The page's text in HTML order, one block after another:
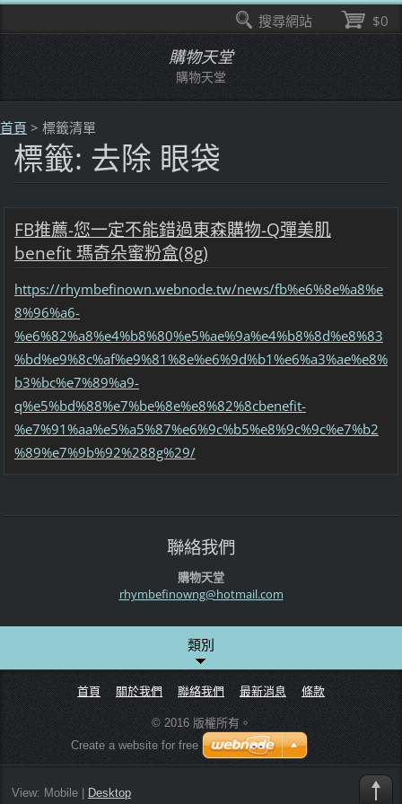
購物天堂
購物天堂
首頁 > 標籤清單
標籤: 去除 眼袋
FB推薦-您一定不能錯過東森購物-Q彈美肌
benefit 瑪奇朵蜜粉盒(8g)
https://rhymbefinown.webnode.tw/news/fb%e6%8e%a8%e
8%96%a6-
%e6%82%a8%e4%b8%80%e5%ae%9a%e4%b8%8d%e8%83
%bd%e9%8c%af%e9%81%8e%e6%9d%b1%e6%a3%ae%e8%
b3%bc%e7%89%a9-
q%e5%bd%88%e7%be%8e%e8%82%8cbenefit-
%e7%91%aa%e5%a5%87%e6%9c%b5%e8%9c%9c%e7%b2
%89%e7%9b%92%288g%29/
聯絡我們
購物天堂
rhymbefinowng@hotmail.com
類別
首頁 關於我們 聯絡我們 最新消息 條款
© 2016 版權所有。
Create a website for free
View: Mobile| Desktop
$0
搜尋網站